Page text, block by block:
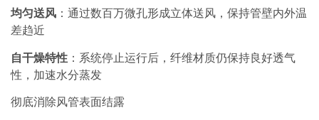
均匀送风 ：通过数百万微孔形成立体送风，保持管壁内外温
差趋近
自干燥特性 ：系统停止运行后，纤维材质仍保持良好透气
性，加速水分蒸发
彻底消除风管表面结露